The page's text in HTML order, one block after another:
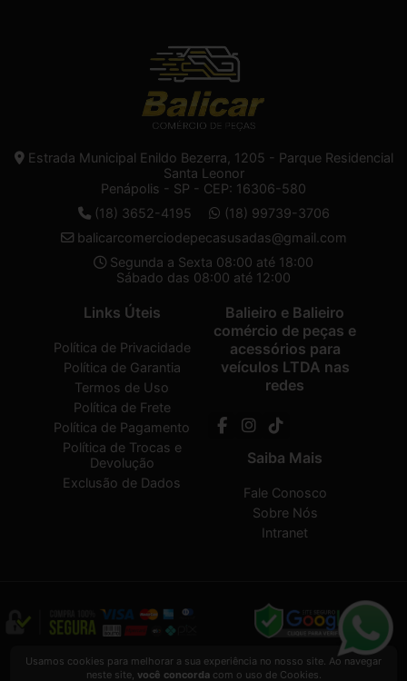
Estrada Municipal Enildo Bezerra, 1205 - Parque Residencial
Santa Leonor
Penápolis - SP - CEP: 16306-580
(18) 3652-4195
(18) 99739-3706
balicarcomerciodepecasusadas@gmail.com
Segunda a Sexta 08:00 até 18:00
Sábado das 08:00 até 12:00
Links Úteis
Política de Privacidade
Política de Garantia
Termos de Uso
Política de Frete
Política de Pagamento
Política de Trocas e
Devolução
Exclusão de Dados
Balieiro e Balieiro
comércio de peças e
acessórios para
veículos LTDA nas
redes
Saiba Mais
Fale Conosco
Sobre Nós
Intranet
Balieiro e Balieiro comércio de peças e acessórios para veículos LTDA2026
CREATED BY VAAPT
Usamos cookies para melhorar a sua experiência no nosso site. Ao navegar
neste site, você concordacom o uso de Cookies.